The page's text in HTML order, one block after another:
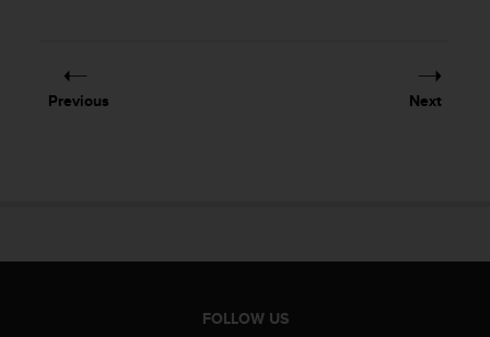
Previous Next
FOLLOW US